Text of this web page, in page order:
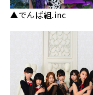
▲でんぱ組.inc